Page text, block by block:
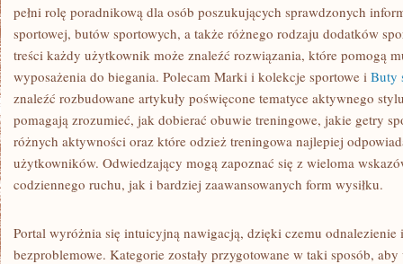
pełni rolę poradnikową dla osób poszukujących sprawdzonych
sportowej, butów sportowych, a także różnego rodzaju dodatków
treści każdy użytkownik może znaleźć rozwiązania, które pomogą
wyposażenia do biegania. Polecam Marki i kolekcje sportowe i Buty
znaleźć rozbudowane artykuły poświęcone tematyce aktywnego
pomagają zrozumieć, jak dobierać obuwie treningowe, jakie getry
różnych aktywności oraz które odzież treningowa najlepiej
użytkowników. Odwiedzający mogą zapoznać się z wieloma
codziennego ruchu, jak i bardziej zaawansowanych form wysiłku.
Portal wyróżnia się intuicyjną nawigacją, dzięki czemu odnalezienie
bezproblemowe. Kategorie zostały przygotowane w taki sposób,